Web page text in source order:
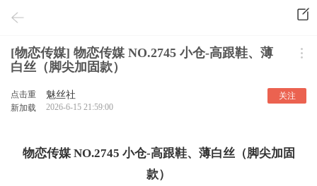
[物恋传媒] 物恋传媒 NO.2745 小仓-高跟鞋、薄
白丝（脚尖加固款）
点击重
新加载
魅丝社
2026-6-15 21:59:00
关注
物恋传媒 NO.2745 小仓-高跟鞋、薄白丝（脚尖加固
款）